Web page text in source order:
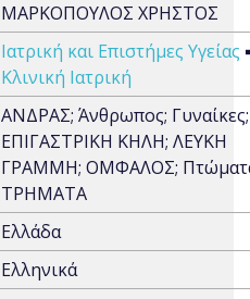
ΜΑΡΚΟΠΟΥΛΟΣ ΧΡΗΣΤΟΣ
Ιατρική και Επιστήμες Υγείας
Κλινική Ιατρική
ΑΝΔΡΑΣ; Άνθρωπος; Γυναίκες;
ΕΠΙΓΑΣΤΡΙΚΗ ΚΗΛΗ; ΛΕΥΚΗ
ΓΡΑΜΜΗ; ΟΜΦΑΛΟΣ;
ΤΡΗΜΑΤΑ
Ελλάδα
Ελληνικά